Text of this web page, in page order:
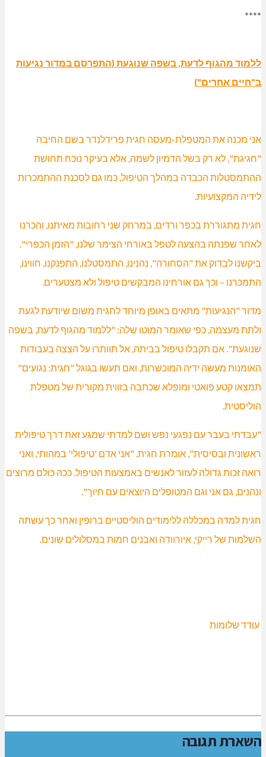
****
ללמוד מהגוף לדעת, בשפה שנוגעת (התפרסם במדור נגיעות
ב"חיים אחרים")
אני מכנה את המטפלת-מעסה חגית פרידלנדר בשם החיבה
"חגיגת", לא רק בשל הדמיון לשמה, אלא בעיקר נוכח תחושת
ההתמסטלות הכבדה במהלך הטיפול, כמו גם לסכנת ההתמכרות
לידיה המקצועיות.
חגית מתגוררת בכפר ורדים, במרחק שני רחובות מאיתנו, והכרנו
לאחר שפנתה בהצעה לטפל באורחי הצימר שלנו, "הזמן הכפרי".
ביקשנו לבדוק את "הסחורה", נהנינו, התמסטלנו, התפנקנו, חווינו,
התמכרנו – וכך גם אורחינו המבקשים טיפול ולא מצטערים.
מדור "הנגיעות" מתאים באופן מיוחד לחגית משום שיודעת לגעת
ולתת מעצמה, כפי שאומר המוטו שלה: "ללמוד מהגוף לדעת, בשפה
שנוגעת". אם תקבלו טיפול בביתה, אל תוותרו על הצצה בעבודות
האומנות מעשה ידיה המוכשרות, ואם תעשו בגוגל "חגית: נגועים"
תמצאו קטע פואטי ומופלא שכתבה בזווית מקורית של מטפלת
הוליסטית.
"עבדתי בעבר עם נפגעי נפש ושם למדתי שמגע זאת דרך טיפולית
ראשונית ובסיסית", אומרת חגית. "אני אדם 'טיפולי' במהותי, ואני
רואה זכות גדולה לעזור לאנשים באמצעות הטיפול. ככה כולם מרוצים
ונהנים, גם אני וגם המטופלים היוצאים עם חיוך".
חגית למדה במכללה ללימודים הוליסטיים ברופין ואחר כך עשתה
השלמות של רייקי, איורוודה ואבנים חמות במסלולים שונים.
עודד שלומות
השארת תגובה